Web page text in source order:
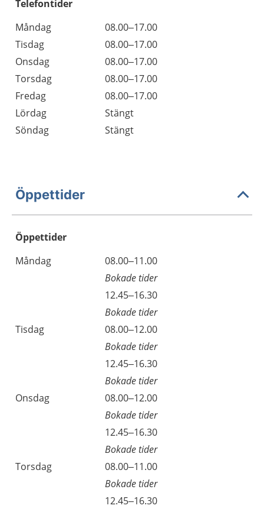
Telefontider
Måndag
08.00–17.00
Tisdag
08.00–17.00
Onsdag
08.00–17.00
Torsdag
08.00–17.00
Fredag
08.00–17.00
Lördag
Stängt
Söndag
Stängt
Öppettider
Öppettider
Dag
Öppettider
Kommentarer
Måndag
08.00–11.00
Bokade tider
12.45–16.30
Bokade tider
Tisdag
08.00–12.00
Bokade tider
12.45–16.30
Bokade tider
Onsdag
08.00–12.00
Bokade tider
12.45–16.30
Bokade tider
Torsdag
08.00–11.00
Bokade tider
12.45–16.30